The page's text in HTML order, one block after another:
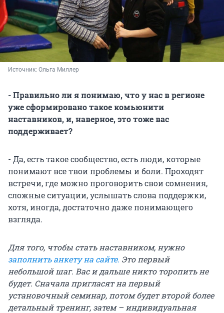
Источник: Ольга Миллер
- Правильно ли я понимаю, что у нас в регионе
уже сформировано такое комьюнити
наставников, и, наверное, это тоже вас
поддерживает?
- Да, есть такое сообщество, есть люди, которые
понимают все твои проблемы и боли. Проходят
встречи, где можно проговорить свои сомнения,
сложные ситуации, услышать слова поддержки,
хотя, иногда, достаточно даже понимающего
взгляда.
Для того, чтобы стать наставником, нужно
заполнить анкету на сайте. Это первый
небольшой шаг. Вас и дальше никто торопить не
будет. Сначала пригласят на первый
установочный семинар, потом будет второй более
детальный тренинг, затем – индивидуальная